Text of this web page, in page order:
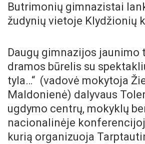
Butrimonių gimnazistai
žudynių vietoje Klydžionių
Daugų gimnazijos jaunimo
dramos būrelis su
tyla…“ (vadovė mokytoja
Maldonienė) dalyvaus
ugdymo centrų, mokyklų
nacionalinėje
kurią organizuoja